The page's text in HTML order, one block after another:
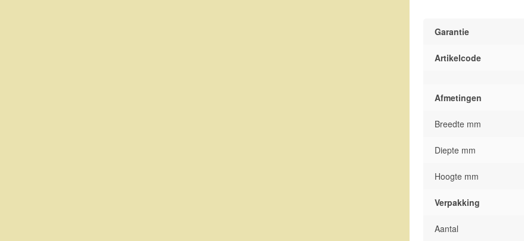
Garantie
Artikelcode
Afmetingen
Breedte mm
Diepte mm
Hoogte mm
Verpakking
Aantal